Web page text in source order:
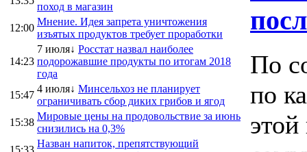
поход в магазин
12:00
Мнение. Идея запрета уничтожения
изъятых продуктов требует проработки
14:23
7 июля↓ Росстат назвал наиболее
подорожавшие продукты по итогам 2018
года
15:47
4 июля↓ Минсельхоз не планирует
ограничивать сбор диких грибов и ягод
15:38
Мировые цены на продовольствие за июнь
снизились на 0,3%
15:33
Назван напиток, препятствующий
По
по